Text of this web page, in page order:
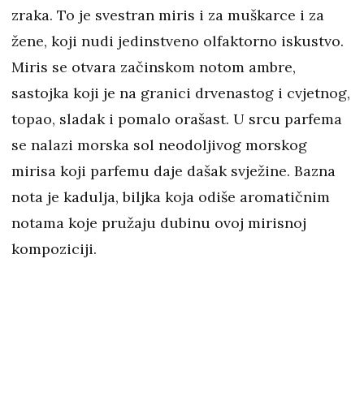
zraka. To je svestran miris i za muškarce i za
žene, koji nudi jedinstveno olfaktorno iskustvo.
Miris se otvara začinskom notom ambre,
sastojka koji je na granici drvenastog i cvjetnog,
topao, sladak i pomalo orašast. U srcu parfema
se nalazi morska sol neodoljivog morskog
mirisa koji parfemu daje dašak svježine. Bazna
nota je kadulja, biljka koja odiše aromatičnim
notama koje pružaju dubinu ovoj mirisnoj
kompoziciji.